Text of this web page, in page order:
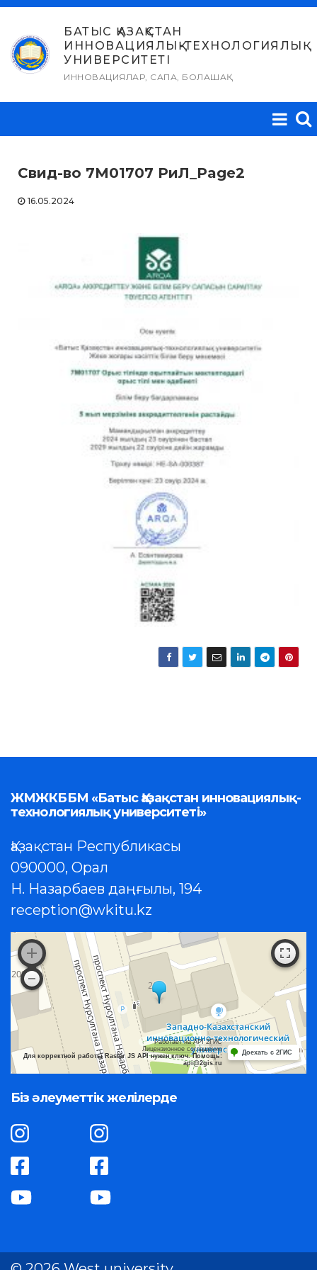
Skip
content
БАТЫС ҚАЗАҚСТАН
ИННОВАЦИЯЛЫҚ-ТЕХНОЛОГИЯЛЫҚ
УНИВЕРСИТЕТІ
ИННОВАЦИЯЛАР, САПА, БОЛАШАҚ
Свид-во 7М01707 РиЛ_Page2
16.05.2024
ЖМЖКББМ «Батыс Қазақстан инновациялық-
технологиялық университеті»
Қазақстан Республикасы
090000, Орал
Н. Назарбаев даңғылы, 194
reception@wkitu.kz
Работает на API 2ГИС
Лицензионное соглашение
Для корректной работы Raster JS API нужен ключ. Помощь:
api@2gis.ru
Доехать с 2ГИС
Біз әлеуметтік желілерде